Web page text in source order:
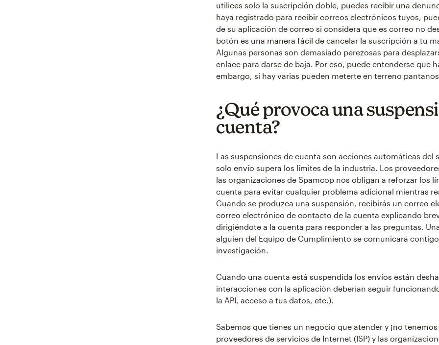
utilices solo la suscripción doble, puedes recibir una
haya registrado para recibir correos electrónicos tuyos,
de su aplicación de correo si considera que es correo no
botón es una manera fácil de cancelar la suscripción a tu
Algunas personas son demasiado perezosas para
enlace para darse de baja. Por eso, puede entenderse que
embargo, si hay varias pueden meterte en terreno
¿Qué provoca una
cuenta?
Las suspensiones de cuenta son acciones automáticas del
solo envío supera los límites de la industria. Los
las organizaciones de Spamcop nos obligan a reforzar los
cuenta para evitar cualquier problema adicional mientras
Cuando se produzca una suspensión, recibirás un correo
correo electrónico de contacto de la cuenta explicando
dirigiéndote a la cuenta para responder a las preguntas.
alguien del Equipo de Cumplimiento se comunicará
investigación.
Cuando una cuenta está suspendida los envíos están
interacciones con la aplicación deberían seguir
la API, acceso a tus datos, etc.).
Sabemos que tienes un negocio que atender y ¡no
proveedores de servicios de Internet (ISP) y las